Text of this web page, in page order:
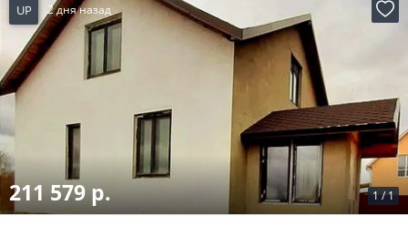
UP 2 дня назад
1/1
211 579 р.